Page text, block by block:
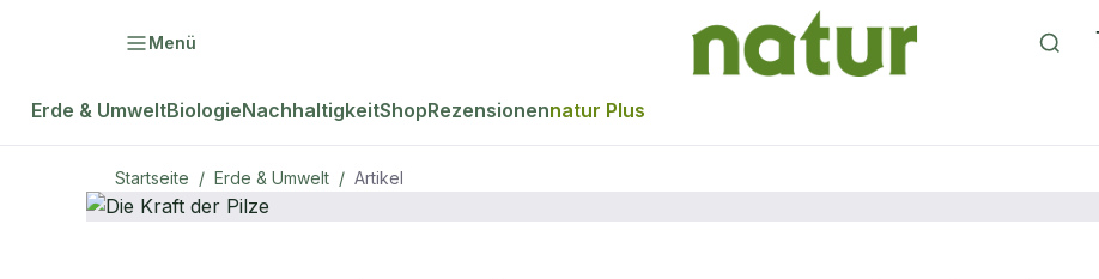
Menü
Erde & UmweltBiologieNachhaltigkeitShopRezensionennatur Plus
Startseite / Erde & Umwelt / Artikel